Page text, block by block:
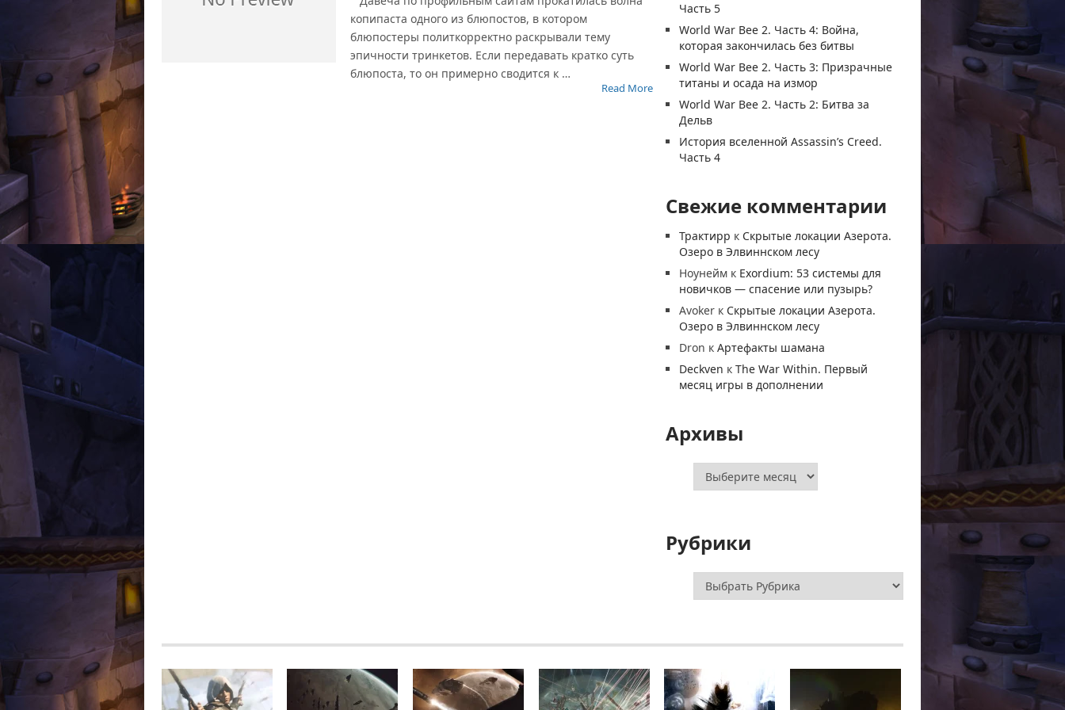
копипаста одного из блюпостов, в котором
блюпостеры политкорректно раскрывали тему
эпичности тринкетов. Если передавать кратко суть
блюпоста, то он примерно сводится к …
Read More
Часть 5
World War Bee 2. Часть 4: Война,
которая закончилась без битвы
World War Bee 2. Часть 3: Призрачные
титаны и осада на измор
World War Bee 2. Часть 2: Битва за
Дельв
История вселенной Assassin’s Creed.
Часть 4
Свежие комментарии
Трактирр к Скрытые локации Азерота.
Озеро в Элвиннском лесу
Ноунейм к Exordium: 53 системы для
новичков — спасение или пузырь?
Avoker к Скрытые локации Азерота.
Озеро в Элвиннском лесу
Dron кАртефакты шамана
Deckven кThe War Within. Первый
месяц игры в дополнении
Архивы
Архивы
Рубрики
Рубрики